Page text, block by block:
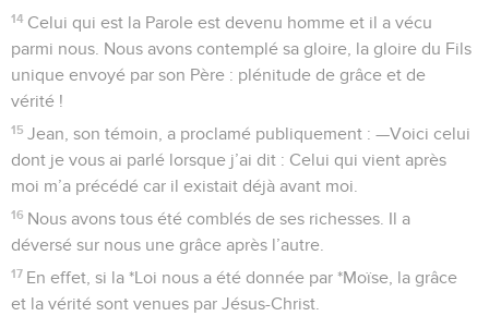
14 Celui qui est la Parole est devenu homme et il a vécu
parmi nous. Nous avons contemplé sa gloire, la gloire du Fils
unique envoyé par son Père : plénitude de grâce et de
vérité !
15 Jean, son témoin, a proclamé publiquement : —Voici celui
dont je vous ai parlé lorsque j’ai dit : Celui qui vient après
moi m’a précédé car il existait déjà avant moi.
16 Nous avons tous été comblés de ses richesses. Il a
déversé sur nous une grâce après l’autre.
17 En effet, si la *Loi nous a été donnée par *Moïse, la grâce
et la vérité sont venues par Jésus-Christ.